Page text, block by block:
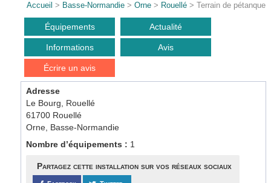
Accueil > Basse-Normandie >Orne > Rouellé > Terrain de pétanque
Équipements Actualité
Informations Avis
Écrire un avis
Adresse
Le Bourg, Rouellé
61700 Rouellé
Orne, Basse-Normandie
Nombre d’équipements : 1
Partagez cette installation sur vos réseaux sociaux